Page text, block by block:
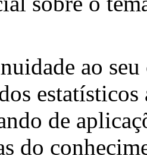
ao
de
do